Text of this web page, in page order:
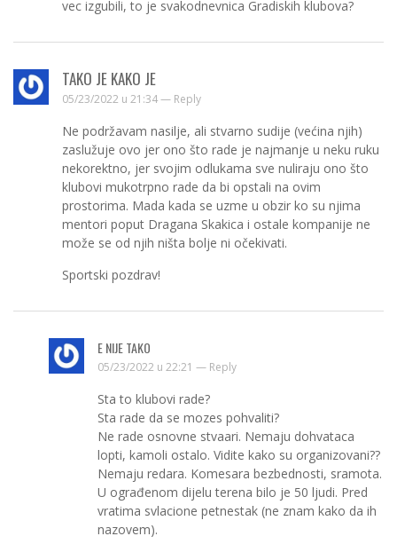
vec izgubili, to je svakodnevnica Gradiskih klubova?
TAKO JE KAKO JE
05/23/2022 u 21:34 — Reply
Ne podržavam nasilje, ali stvarno sudije (većina njih)
zaslužuje ovo jer ono što rade je najmanje u neku ruku
nekorektno, jer svojim odlukama sve nuliraju ono što
klubovi mukotrpno rade da bi opstali na ovim
prostorima. Mada kada se uzme u obzir ko su njima
mentori poput Dragana Skakica i ostale kompanije ne
može se od njih ništa bolje ni očekivati.
Sportski pozdrav!
E NIJE TAKO
05/23/2022 u 22:21 — Reply
Sta to klubovi rade?
Sta rade da se mozes pohvaliti?
Ne rade osnovne stvaari. Nemaju dohvataca
lopti, kamoli ostalo. Vidite kako su organizovani??
Nemaju redara. Komesara bezbednosti, sramota.
U ograđenom dijelu terena bilo je 50 ljudi. Pred
vratima svlacione petnestak (ne znam kako da ih
nazovem).